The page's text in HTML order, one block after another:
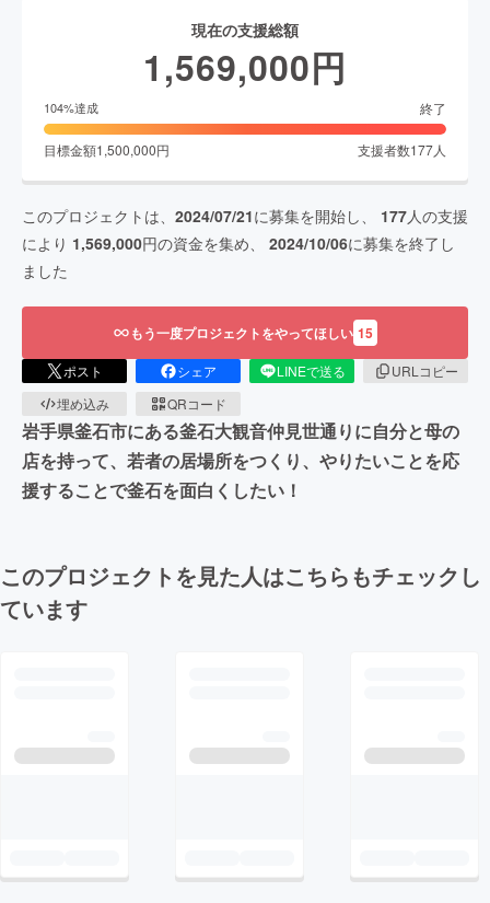
現在の支援総額
1,569,000円
104%達成 終了
目標金額1,500,000円 支援者数177人
このプロジェクトは、 2024/07/21に募集を開始し、 177人の支援
により 1,569,000円の資金を集め、 2024/10/06に募集を終了し
ました
もう一度プロジェクトをやってほしい 15
ポスト シェア LINEで送る
URLコピー
埋め込み
QRコード
岩手県釜石市にある釜石大観音仲見世通りに自分と母の
店を持って、若者の居場所をつくり、やりたいことを応
援することで釜石を面白くしたい！
このプロジェクトを見た人はこちらもチェックし
ています